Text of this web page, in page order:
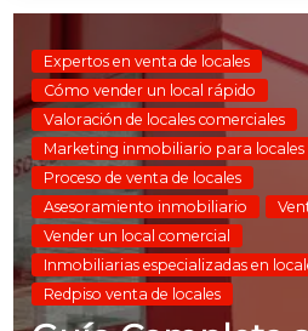
Expertos en venta de locales
Cómo vender un local rápido
Valoración de locales comerciales
Marketing inmobiliario para locales
Proceso de venta de locales
Asesoramiento inmobiliario
Vender un local comercial
Inmobiliarias especializadas en
Redpiso venta de locales